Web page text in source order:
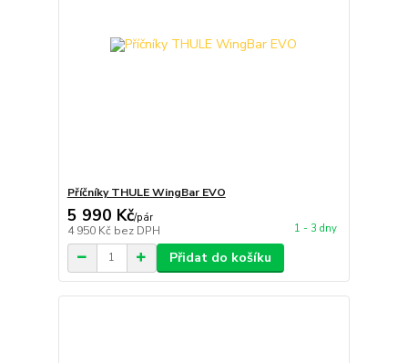
Příčníky THULE WingBar EVO
5 990 Kč/pár
4 950 Kč bez DPH 1 - 3 dny
Přidat do košíku